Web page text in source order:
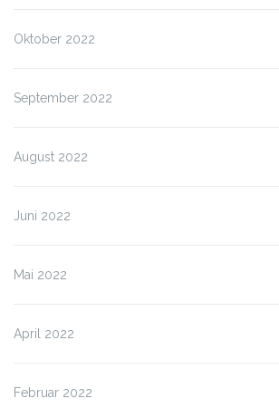
Oktober 2022
September 2022
August 2022
Juni 2022
Mai 2022
April 2022
Februar 2022